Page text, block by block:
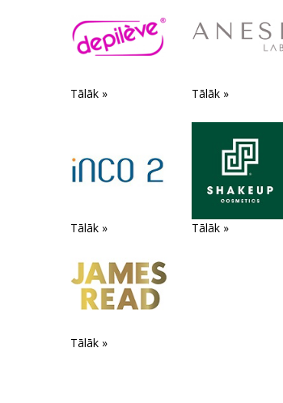
Tālāk »
Tālāk »
Tālāk » Tālāk »
Tālāk »